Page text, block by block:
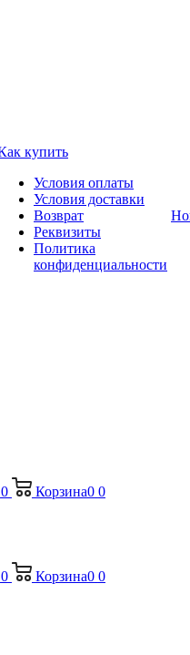
купить
Условия оплаты
Условия доставки
Возврат
Реквизиты
Политика
конфиденциальности
0 Корзина0 0
0 Корзина0 0